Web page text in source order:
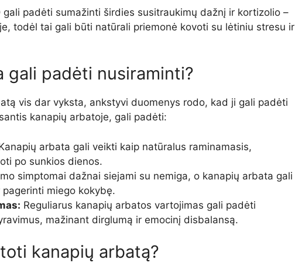
padėti sumažinti širdies susitraukimų dažnį ir kortizolio –
todėl tai gali būti natūrali priemonė kovoti su lėtiniu stresu ir
gali padėti nusiraminti?
vis dar vyksta, ankstyvi duomenys rodo, kad ji gali padėti
kanapių arbatoje, gali padėti:
arbata gali veikti kaip natūralus raminamasis,
po sunkios dienos.
simptomai dažnai siejami su nemiga, o kanapių arbata gali
miego kokybę.
Reguliarus kanapių arbatos vartojimas gali padėti
mažinant dirglumą ir emocinį disbalansą.
kanapių arbatą?